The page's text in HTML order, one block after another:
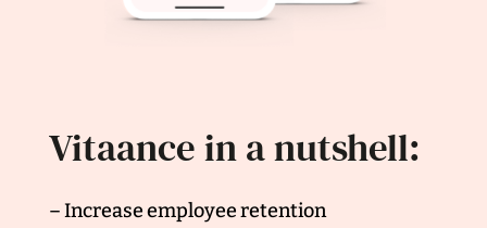
Vitaance in a nutshell:
– Increase employee retention